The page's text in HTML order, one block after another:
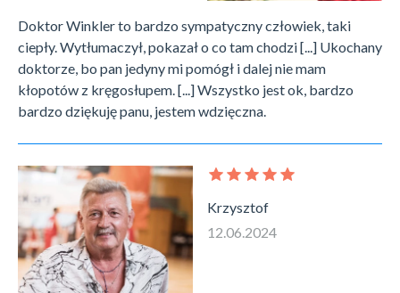
Doktor Winkler to bardzo sympatyczny człowiek, taki
ciepły. Wytłumaczył, pokazał o co tam chodzi [...] Ukochany
doktorze, bo pan jedyny mi pomógł i dalej nie mam
kłopotów z kręgosłupem. [...] Wszystko jest ok, bardzo
bardzo dziękuję panu, jestem wdzięczna.
Krzysztof
12.06.2024